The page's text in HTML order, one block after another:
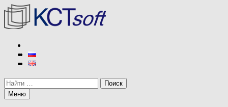
Перейти
содержимому
КСТ софт
Разработчик программы СуперОкна
Поиск
Меню